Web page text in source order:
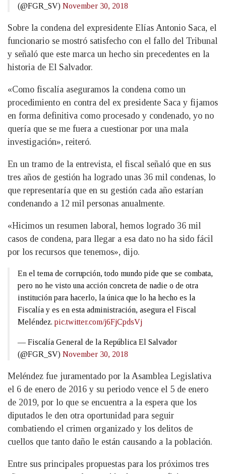
(@FGR_SV) November 30, 2018
Sobre la condena del expresidente Elías Antonio Saca, el
funcionario se mostró satisfecho con el fallo del Tribunal
y señaló que este marca un hecho sin precedentes en la
historia de El Salvador.
«Como fiscalía aseguramos la condena como un
procedimiento en contra del ex presidente Saca y fijamos
en forma definitiva como procesado y condenado, yo no
quería que se me fuera a cuestionar por una mala
investigación», reiteró.
En un tramo de la entrevista, el fiscal señaló que en sus
tres años de gestión ha logrado unas 36 mil condenas, lo
que representaría que en su gestión cada año estarían
condenando a 12 mil personas anualmente.
«Hicimos un resumen laboral, hemos logrado 36 mil
casos de condena, para llegar a esa dato no ha sido fácil
por los recursos que tenemos», dijo.
En el tema de corrupción, todo mundo pide que se combata,
pero no he visto una acción concreta de nadie o de otra
institución para hacerlo, la única que lo ha hecho es la
Fiscalía y es en esta administración, asegura el Fiscal
Meléndez. pic.twitter.com/j6FjCpdsVj
— Fiscalía General de la República El Salvador
(@FGR_SV) November 30, 2018
Meléndez fue juramentado por la Asamblea Legislativa
el 6 de enero de 2016 y su periodo vence el 5 de enero
de 2019, por lo que se encuentra a la espera que los
diputados le den otra oportunidad para seguir
combatiendo el crimen organizado y los delitos de
cuellos que tanto daño le están causando a la población.
Entre sus principales propuestas para los próximos tres